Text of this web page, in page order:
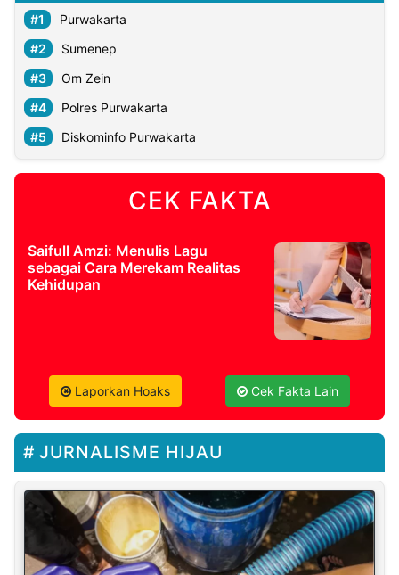
Purwakarta
Sumenep
Om Zein
Polres Purwakarta
Diskominfo Purwakarta
CEK FAKTA
Saifull Amzi: Menulis Lagu
sebagai Cara Merekam Realitas
Kehidupan
Laporkan Hoaks Cek Fakta Lain
JURNALISME HIJAU